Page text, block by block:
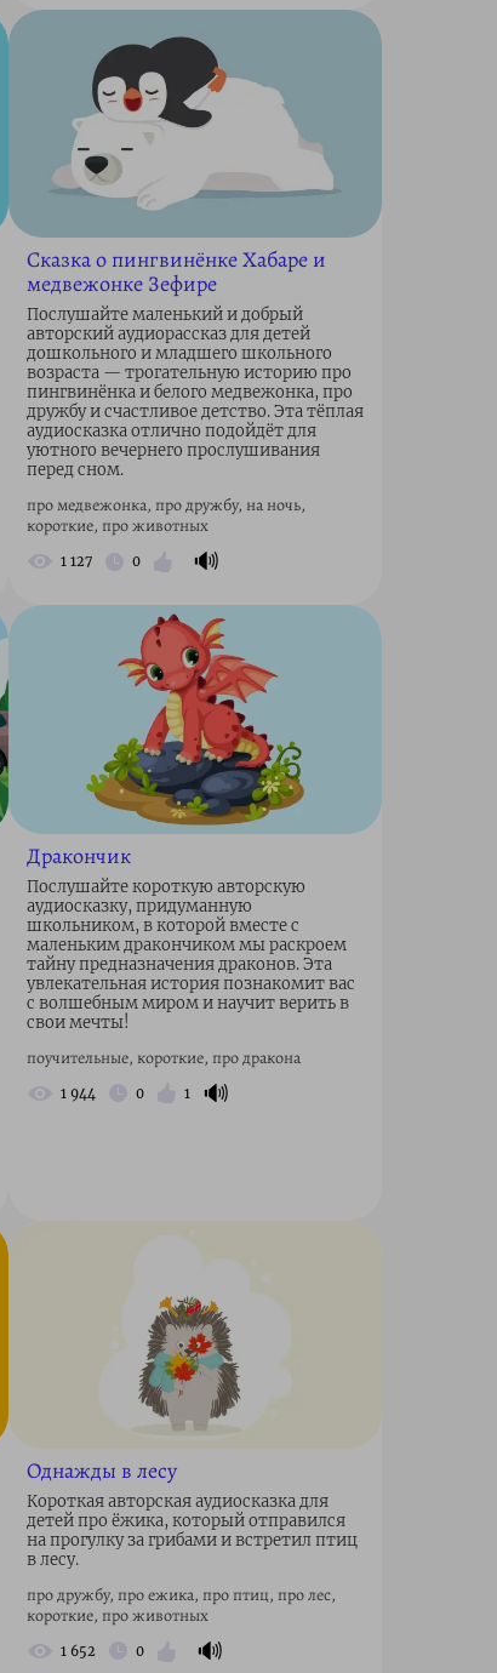
Сказка о пингвинёнке Хабаре и
медвежонке Зефире
Послушайте маленький и добрый
авторский аудиорассказ для детей
дошкольного и младшего школьного
возраста — трогательную историю про
пингвинёнка и белого медвежонка, про
дружбу и счастливое детство. Эта тёплая
аудиосказка отлично подойдёт для
уютного вечернего прослушивания
перед сном.
про медвежонка, про дружбу, на ночь,
короткие, про животных
1 127 0 🔊
Дракончик
Послушайте короткую авторскую
аудиосказку, придуманную
школьником, в которой вместе с
маленьким дракончиком мы раскроем
тайну предназначения драконов. Эта
увлекательная история познакомит вас
с волшебным миром и научит верить в
свои мечты!
поучительные, короткие, про дракона
1 944 0 1 🔊
Однажды в лесу
Короткая авторская аудиосказка для
детей про ёжика, который отправился
на прогулку за грибами и встретил птиц
в лесу.
про дружбу, про ежика, про птиц, про лес,
короткие, про животных
1 652 0 🔊